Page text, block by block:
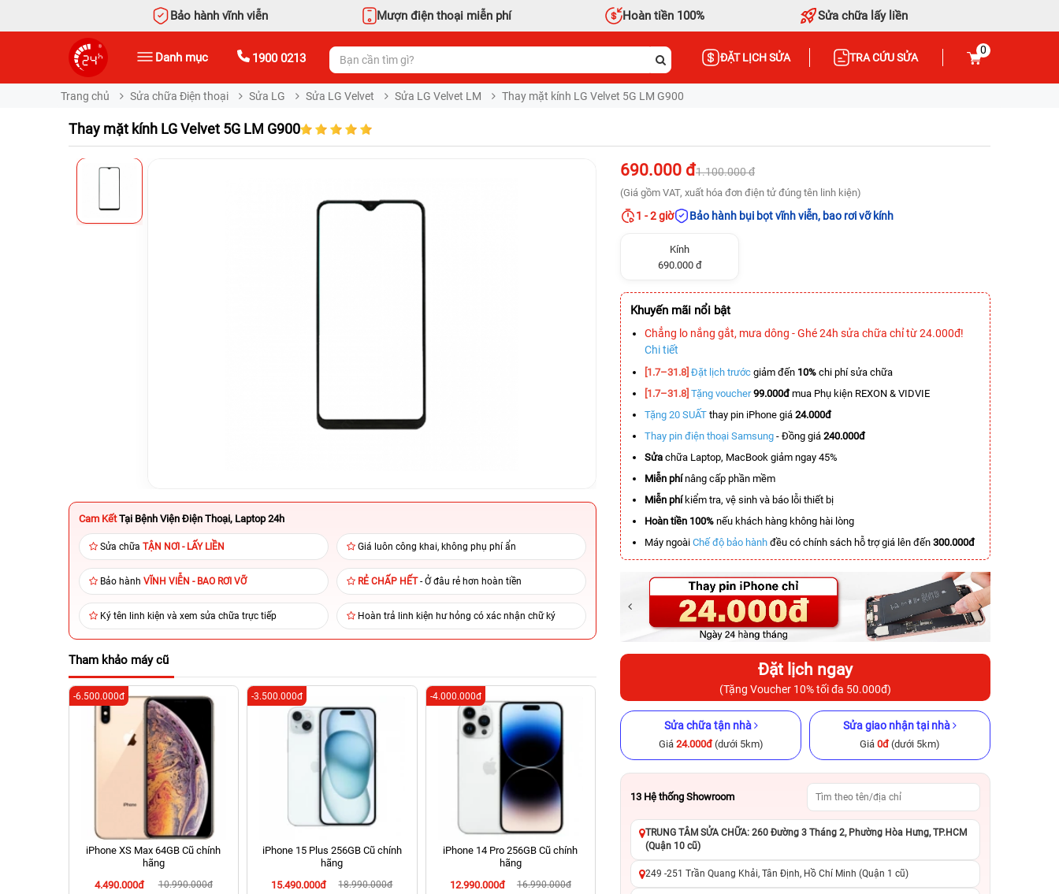
Bảo hành vĩnh viễn Mượn điện thoại miễn phí Hoàn tiền 100% Sửa chữa lấy liền
Danh mục 1900 0213 ĐẶT LỊCH SỬA TRA CỨU SỬA
0
Trang chủ Sửa chữa Điện thoại Sửa LG Sửa LG Velvet Sửa LG Velvet LM Thay mặt kính LG Velvet 5G LM G900
Thay mặt kính LG Velvet 5G LM G900
Cam Kết Tại Bệnh Viện Điện Thoại, Laptop 24h
Sửa chữa TẬN NƠI - LẤY LIỀN Giá luôn công khai, không phụ phí ẩn
Bảo hành VĨNH VIỄN - BAO RƠI VỠ RẺ CHẤP HẾT- Ở đâu rẻ hơn hoàn tiền
Ký tên linh kiện và xem sửa chữa trực tiếp Hoàn trả linh kiện hư hỏng có xác nhận chữ ký
Tham khảo máy cũ
iPhone XS Max 64GB Cũ chính
hãng
4.490.000đ
10.990.000đ
-6.500.000đ
iPhone 15 Plus 256GB Cũ chính
hãng
15.490.000đ
18.990.000đ
-3.500.000đ
iPhone 14 Pro 256GB Cũ chính
hãng
12.990.000đ
16.990.000đ
-4.000.000đ
iPhone 15 Pro Max 512GB Cũ
chính hãng
18.990.000đ
29.990.000đ
-11.000.000đ
hãng
9.490.000đ
14.990.000đ
-5.500.000đ -3.400.000đ
690.000 đ1.100.000 đ
(Giá gồm VAT, xuất hóa đơn điện tử đúng tên linh kiện)
1 - 2 giờ Bảo hành bụi bọt vĩnh viễn, bao rơi vỡ kính
Kính
690.000 đ
Khuyến mãi nổi bật
Chẳng lo nắng gắt, mưa dông - Ghé 24h sửa chữa chỉ từ 24.000đ!
Chi tiết
[1.7–31.8] Đặt lịch trước giảm đến 10% chi phí sửa chữa
[1.7–31.8] Tặng voucher 99.000đmua Phụ kiện REXON & VIDVIE
Tặng 20 SUẤT thay pin iPhone giá 24.000đ
Thay pin điện thoại Samsung - Đồng giá 240.000đ
Sửa chữa Laptop, MacBook giảm ngay 45%
Miễn phínâng cấp phần mềm
Miễn phíkiểm tra, vệ sinh và báo lỗi thiết bị
Hoàn tiền 100% nếu khách hàng không hài lòng
Máy ngoài Chế độ bảo hành đều có chính sách hỗ trợ giá lên đến 300.000đ
Đặt lịch ngay
(Tặng Voucher 10% tối đa 50.000đ)
Sửa chữa tận nhà
Giá 24.000đ(dưới 5km)
Sửa giao nhận tại nhà
Giá 0đ(dưới 5km)
13 Hệ thống Showroom
TRUNG TÂM SỬA CHỮA: 260 Đường 3 Tháng 2, Phường Hòa Hưng, TP.HCM
(Quận 10 cũ)
249 -251 Trần Quang Khải, Tân Định, Hồ Chí Minh (Quận 1 cũ)